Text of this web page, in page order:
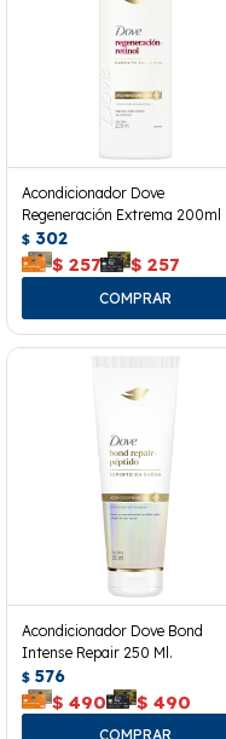
Acondicionador Dove
Regeneración Extrema 200ml
$ 302
$ 257 $ 257
Acondicionador Dove Bond
Intense Repair 250 Ml.
$ 576
$ 490 $ 490